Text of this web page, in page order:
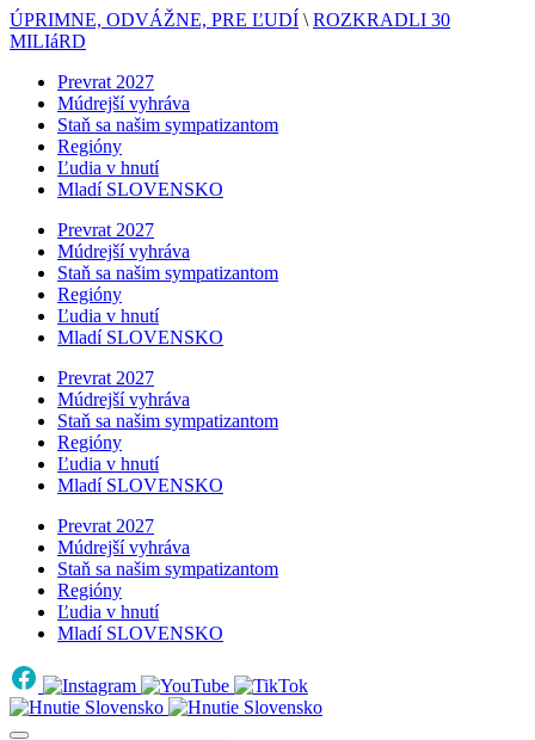
ÚPRIMNE, ODVÁŽNE, PRE ĽUDÍ \ ROZKRADLI 30
MILIáRD
Prevrat 2027
Múdrejší vyhráva
Staň sa našim sympatizantom
Regióny
Ľudia v hnutí
Mladí SLOVENSKO
Prevrat 2027
Múdrejší vyhráva
Staň sa našim sympatizantom
Regióny
Ľudia v hnutí
Mladí SLOVENSKO
Prevrat 2027
Múdrejší vyhráva
Staň sa našim sympatizantom
Regióny
Ľudia v hnutí
Mladí SLOVENSKO
Prevrat 2027
Múdrejší vyhráva
Staň sa našim sympatizantom
Regióny
Ľudia v hnutí
Mladí SLOVENSKO